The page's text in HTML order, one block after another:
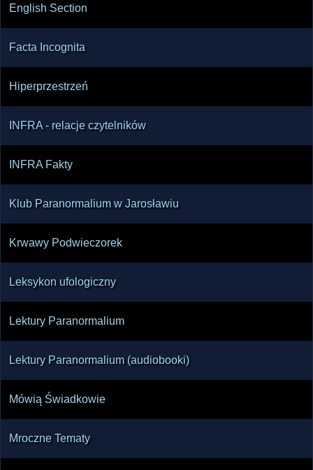
English Section
Facta Incognita
Hiperprzestrzeń
INFRA - relacje czytelników
INFRA Fakty
Klub Paranormalium w Jarosławiu
Krwawy Podwieczorek
Leksykon ufologiczny
Lektury Paranormalium
Lektury Paranormalium (audiobooki)
Mówią Świadkowie
Mroczne Tematy